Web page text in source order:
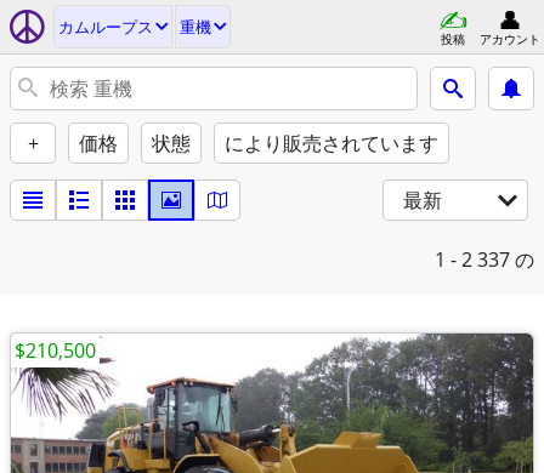
カムループス 重機
投稿 アカウント
+ 価格 状態 により販売されています
最新
1 - 2337 の
$210,500